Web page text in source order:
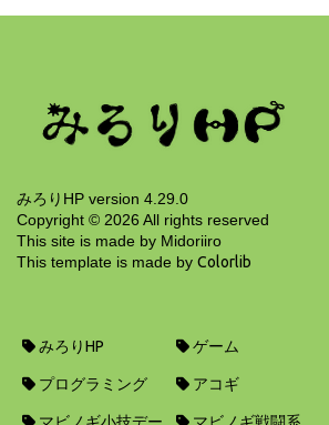
15年前
みろりHP version 4.29.0
Copyright © 2026 All rights reserved
This site is made by Midoriiro
This template is made by Colorlib
みろりHP ゲーム
プログラミング アコギ